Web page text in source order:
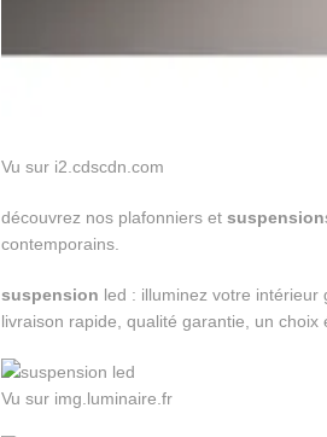
Vu sur i2.cdscdn.com
découvrez nos plafonniers et suspension
contemporains.
suspension led : illuminez votre
livraison rapide, qualité garantie, un choix
Vu sur img.luminaire.fr